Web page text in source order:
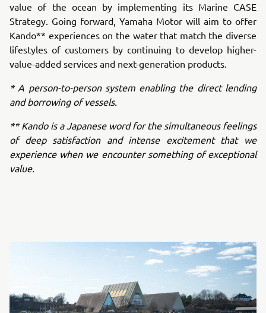
value of the ocean by implementing its Marine CASE
Strategy. Going forward, Yamaha Motor will aim to offer
Kando** experiences on the water that match the diverse
lifestyles of customers by continuing to develop higher-
value-added services and next-generation products.
* A person-to-person system enabling the direct lending
and borrowing of vessels.
** Kando is a Japanese word for the simultaneous feelings
of deep satisfaction and intense excitement that we
experience when we encounter something of exceptional
value.